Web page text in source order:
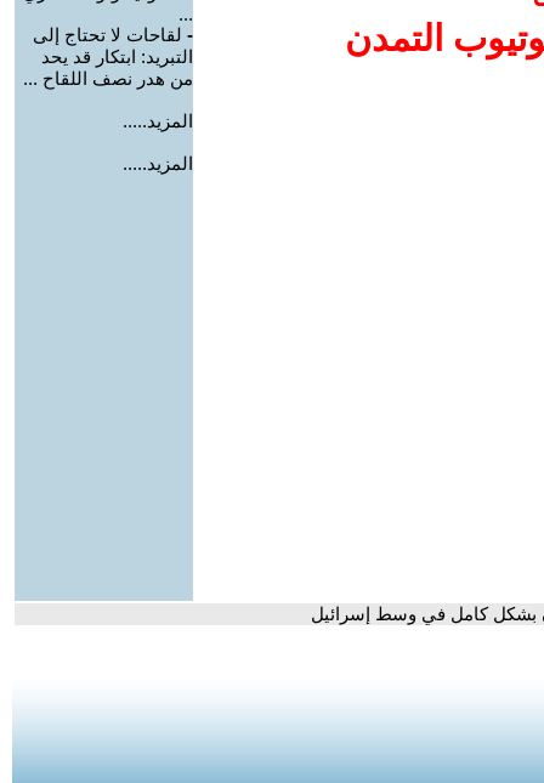
التمدن
...
- لقاحات لا تحتاج إلى
التبريد: ابتكار قد يحد
من هدر نصف اللقاح ...
المزيد.....
المزيد.....